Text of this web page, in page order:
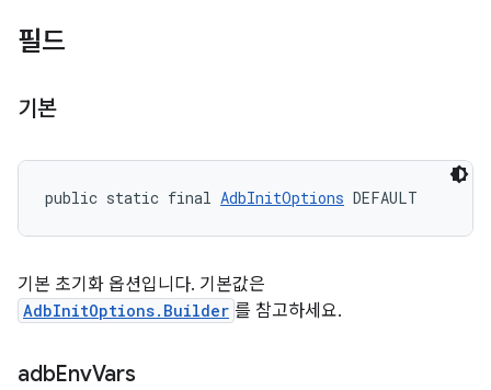
필드
기본
public static final AdbInitOptions DEFAULT
기본 초기화 옵션입니다. 기본값은
AdbInitOptions.Builder 를 참고하세요.
adbEnvVars